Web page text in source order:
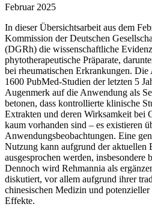
Februar 2025
In dieser Übersichtsarbeit aus dem
Kommission der Deutschen
(DGRh) die wissenschaftliche
phytotherapeutische Präparate,
bei rheumatischen Erkrankungen. Die
1600 PubMed-Studien der letzten 5
Augenmerk auf die Anwendung als
betonen, dass kontrollierte klinische
Extrakten und deren Wirksamkeit bei
kaum vorhanden sind – es existieren
Anwendungsbeobachtungen. Eine
Nutzung kann aufgrund der aktuellen
ausgesprochen werden, insbesondere
Dennoch wird Rehmannia als
diskutiert, vor allem aufgrund ihrer
chinesischen Medizin und potenzieller
Effekte.